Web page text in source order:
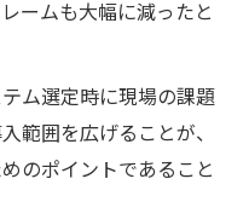
避けたいクレーム
の実践事例に注目
化の成功パターン
ームも大幅に減ったと
ム選定時に現場の課題
範囲を広げることが、
のポイントであること